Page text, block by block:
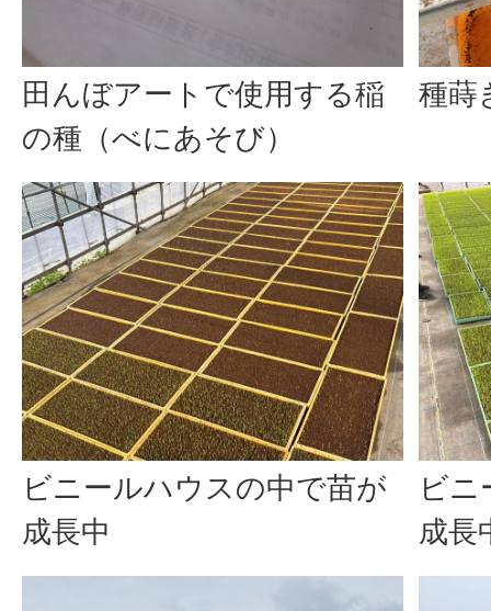
田んぼアートで使用する稲
の種（べにあそび）
種蒔
ビニールハウスの中で苗が
成長中
ビ
成長